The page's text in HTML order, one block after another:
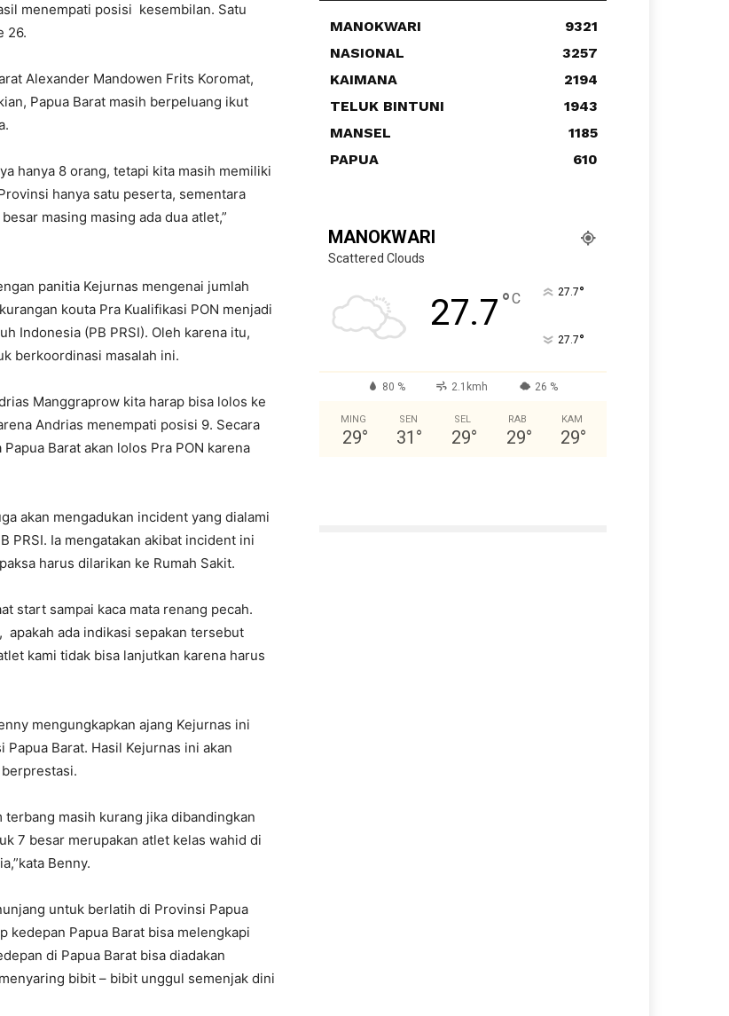
menempati posisi kesembilan. Satu
26.
Alexander Mandowen Frits Koromat,
Papua Barat masih berpeluang ikut
hanya 8 orang, tetapi kita masih memiliki
hanya satu peserta, sementara
masing masing ada dua atlet,”
panitia Kejurnas mengenai jumlah
kouta Pra Kualifikasi PON menjadi
Indonesia (PB PRSI). Oleh karena itu,
berkoordinasi masalah ini.
Manggraprow kita harap bisa lolos ke
Andrias menempati posisi 9. Secara
Barat akan lolos Pra PON karena
akan mengadukan incident yang dialami
PRSI. Ia mengatakan akibat incident ini
harus dilarikan ke Rumah Sakit.
start sampai kaca mata renang pecah.
apakah ada indikasi sepakan tersebut
kami tidak bisa lanjutkan karena harus
mengungkapkan ajang Kejurnas ini
Barat. Hasil Kejurnas ini akan
terbang masih kurang jika dibandingkan
7 besar merupakan atlet kelas wahid di
Benny.
untuk berlatih di Provinsi Papua
kedepan Papua Barat bisa melengkapi
di Papua Barat bisa diadakan
bibit – bibit unggul semenjak dini
MANOKWARI
9321
NASIONAL
3257
KAIMANA
2194
TELUK BINTUNI
1943
MANSEL
1185
PAPUA
610
MANOKWARI
Scattered Clouds
27.7°C 27.7°
27.7°
80 % 2.1kmh 26 %
MING
29°
SEN
31 °
SEL
29°
RAB
29°
KAM
29°